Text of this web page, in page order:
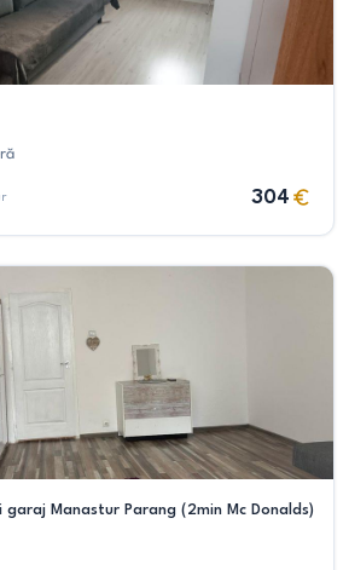
304
garaj Manastur Parang (2min Mc Donalds)